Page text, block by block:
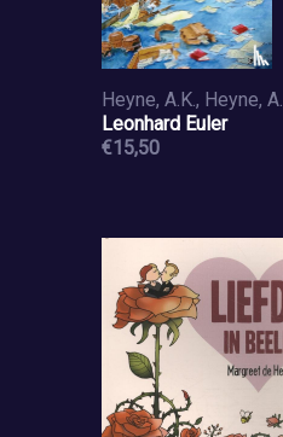
Heyne, A.K., Heyne, A.
Leonhard Euler
€15,50